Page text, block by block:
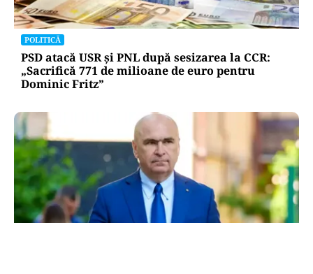
POLITICĂ
PSD atacă USR și PNL după sesizarea la CCR:
„Sacrifică 771 de milioane de euro pentru
Dominic Fritz”